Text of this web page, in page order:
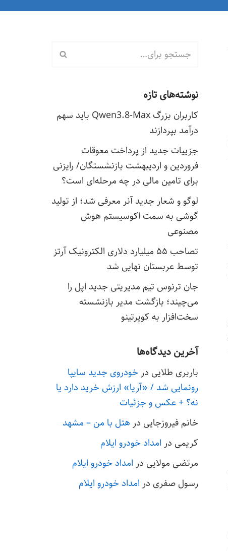
نوشته‌های تازه
کاربران بزرگ Qwen3.8-Max باید سهم
درآمد بپردازند
جزییات جدید از پرداخت معوقات
فروردین و اردیبهشت بازنشستگان/ رایزنی
برای تامین مالی در چه مرحله‌ای است؟
لوگو و شعار جدید آنر معرفی شد؛ از تولید
گوشی به سمت اکوسیستم هوش
مصنوعی
تصاحب ۵۵ میلیارد دلاری الکترونیک آرتز
توسط عربستان نهایی شد
جان ترنوس تیم مدیریتی جدید اپل را
می‌چیند؛ بازگشت مدیر بازنشسته
سخت‌افزار به کوپرتینو
آخرین دیدگاه‌ها
باربری طلایی در خودروی جدید سایپا
رونمایی شد / «آریا» ارزش خرید دارد یا
نه؟ + عکس و جزئیات
خانم فیروزجایی در هتل با من – مشهد
کریمی در امداد خودرو ایلام
مرتضی مولایی در امداد خودرو ایلام
رسول صفری در امداد خودرو ایلام